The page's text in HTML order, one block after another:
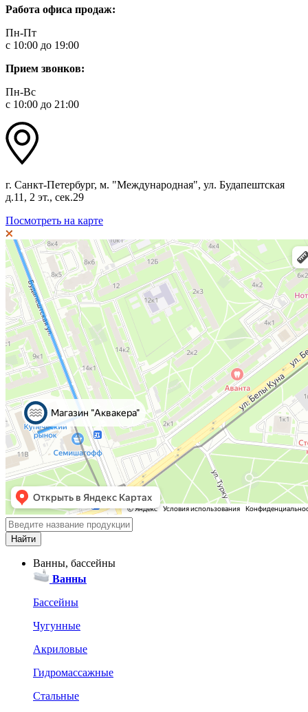
Работа офиса продаж:
Пн-Пт
с 10:00 до 19:00
Прием звонков:
Пн-Вс
с 10:00 до 21:00
г. Санкт-Петербург, м. "Международная", ул. Будапештская
д.11, 2 эт., сек.29
Посмотреть на карте
Ванны, бассейны
Ванны
Бассейны
Чугунные
Акриловые
Гидромассажные
Стальные